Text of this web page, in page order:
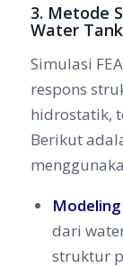
3. Metode
Water Tank
Simulasi
respons
hidrostatik,
Berikut
dari
struktur